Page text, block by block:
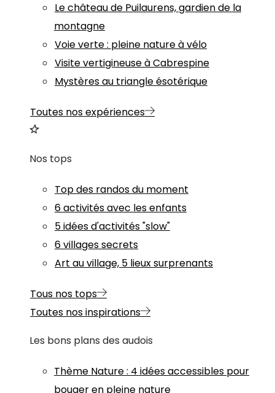
Le château de Puilaurens, gardien de la
montagne
Voie verte : pleine nature à vélo
Visite vertigineuse à Cabrespine
Mystères au triangle ésotérique
Toutes nos expériences
Nos tops
Top des randos du moment
6 activités avec les enfants
5 idées d'activités "slow"
6 villages secrets
Art au village, 5 lieux surprenants
Tous nos tops
Toutes nos inspirations
Les bons plans des audois
Thème Nature: 4 idées accessibles pour
bouger en pleine nature